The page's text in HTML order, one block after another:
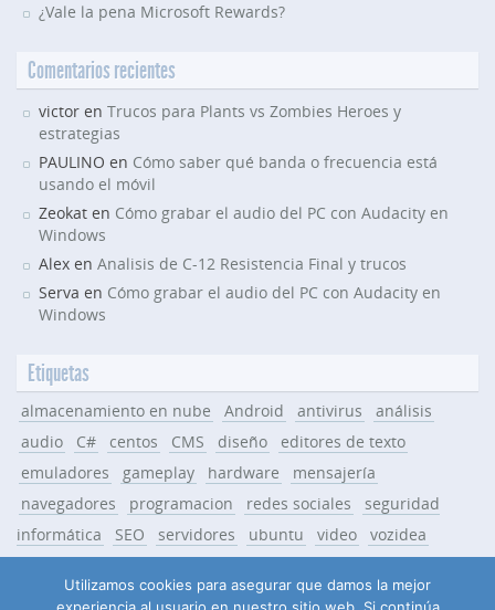
¿Vale la pena Microsoft Rewards?
Comentarios recientes
victor en Trucos para Plants vs Zombies Heroes y
estrategias
PAULINO en Cómo saber qué banda o frecuencia está
usando el móvil
Zeokat en Cómo grabar el audio del PC con Audacity en
Windows
Alex en Analisis de C-12 Resistencia Final y trucos
Serva en Cómo grabar el audio del PC con Audacity en
Windows
Etiquetas
almacenamiento en nube Android antivirus
análisis
audio
C# centos CMS diseño
editores de texto
emuladores
gameplay hardware
mensajería
navegadores
programacion redes sociales
seguridad
informática
SEO servidores ubuntu video
vozidea
Utilizamos cookies para asegurar que damos la mejor